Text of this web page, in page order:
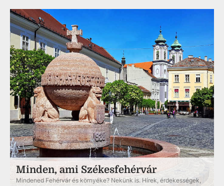
Minden, ami Székesfehérvár
Mindened Fehérvár és környéke? Nekünk is. Hírek, érdekességek,